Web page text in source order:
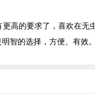
高的要求了，喜欢在
智的选择，方便、有效。